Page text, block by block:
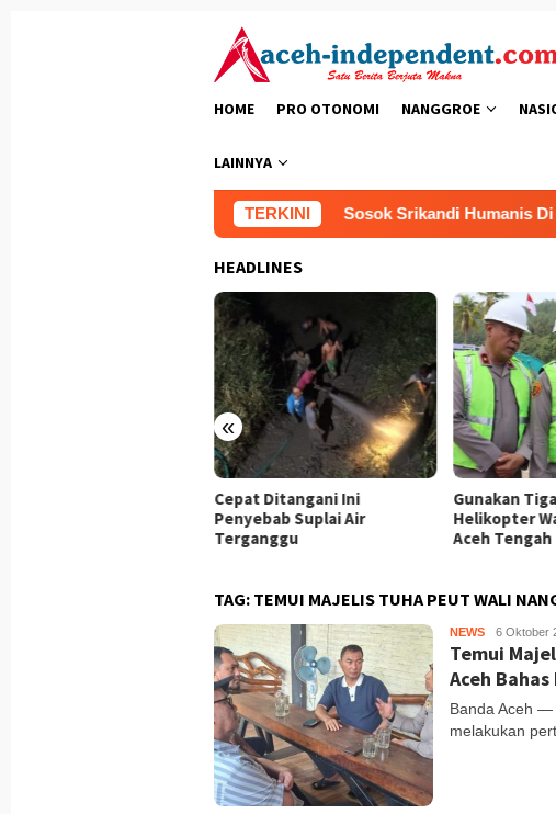
HOME PRO OTONOMI NANGGROE
LAINNYA
TERKINISosok Srikandi Humanis Di
HEADLINES
«
Cepat Ditangani Ini
Penyebab Suplai Air
Terganggu
Gunakan
Helikopter
Aceh Tengah
TAG: TEMUI MAJELIS TUHA PEUT WALI
NEWS Tanjong
6 Oktober
Temui
Aceh
Banda Aceh —
melakukan